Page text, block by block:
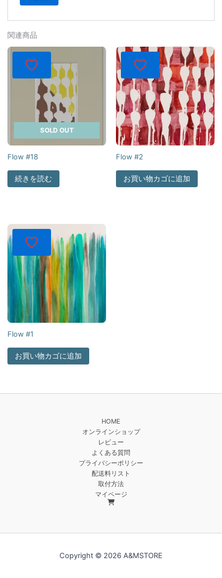
関連商品
SOLD OUT
Flow #18
続きを読む
Flow #2
お買い物カゴに追加
Flow #1
お買い物カゴに追加
HOME
オンラインショップ
レビュー
よくある質問
プライバシーポリシー
配送料リスト
取付方法
マイページ
Copyright © 2026 A&MSTORE